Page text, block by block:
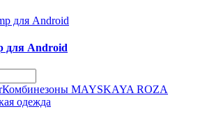
для Android
Комбинезоны MAYSKAYA ROZA
одежда